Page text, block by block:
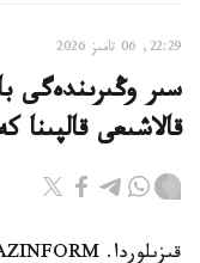
22:29, 06 تامىز 2026
سىر وڭىرىندەگى
قالاشىعى قالپىنا